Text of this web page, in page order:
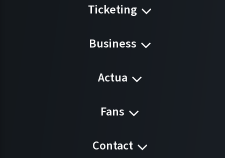
Ticketing
Business
Actua
Fans
Contact